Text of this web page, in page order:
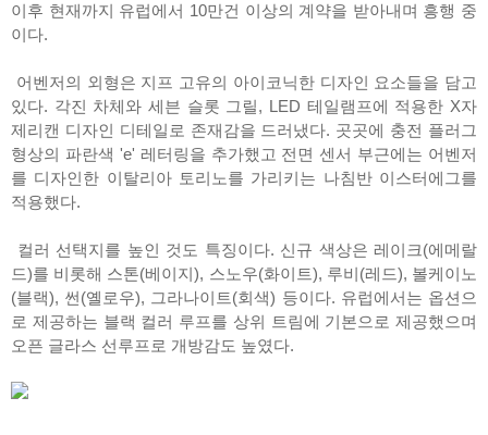
이후 현재까지 유럽에서 10만건 이상의 계약을 받아내며 흥행 중
이다.
어벤저의 외형은 지프 고유의 아이코닉한 디자인 요소들을 담고
있다. 각진 차체와 세븐 슬롯 그릴, LED 테일램프에 적용한 X자
제리캔 디자인 디테일로 존재감을 드러냈다. 곳곳에 충전 플러그
형상의 파란색 'e' 레터링을 추가했고 전면 센서 부근에는 어벤저
를 디자인한 이탈리아 토리노를 가리키는 나침반 이스터에그를
적용했다.
컬러 선택지를 높인 것도 특징이다. 신규 색상은 레이크(에메랄
드)를 비롯해 스톤(베이지), 스노우(화이트), 루비(레드), 볼케이노
(블랙), 썬(옐로우), 그라나이트(회색) 등이다. 유럽에서는 옵션으
로 제공하는 블랙 컬러 루프를 상위 트림에 기본으로 제공했으며
오픈 글라스 선루프로 개방감도 높였다.